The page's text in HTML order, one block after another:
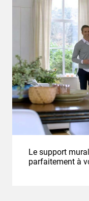
Le support
parfaitement à